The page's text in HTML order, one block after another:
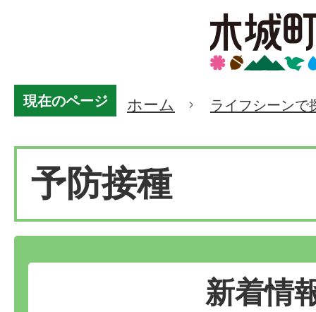
現在のページ ホーム ライフシーンで
予防接種
新着情